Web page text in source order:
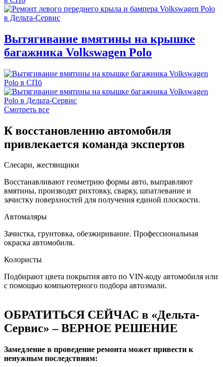
Вытягивание вмятины на крышке
багажника Volkswagen Polo
Смотреть все
К восстановлению автомобиля
привлекается команда экспертов
Слесари, жестянщики
Восстанавливают геометрию формы авто, выправляют
вмятины, производят рихтовку, сварку, шпатлевание и
зачистку поверхностей для получения единой плоскости.
Автомаляры
Зачистка, грунтовка, обезжиривание. Профессиональная
окраска автомобиля.
Колористы
Подбирают цвета покрытия авто по VIN-коду автомобиля или
с помощью компьютерного подбора автоэмали.
ОБРАТИТЬСЯ СЕЙЧАС в «Дельта-
Сервис» – ВЕРНОЕ РЕШЕНИЕ
Замедление в проведение ремонта может привести к
ненужным последствиям: